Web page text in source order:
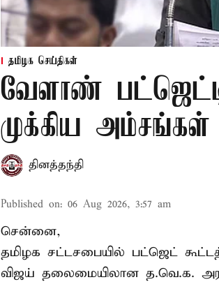
தமிழக செய்திகள்
வேளாண்
முக்கிய
தினத்தந்தி
Published on: 06 Aug 2026, 3:57 am
சென்னை,
தமிழக சட்டசபையில் பட்ஜெட்
விஜய் தலைமையிலான த.வெ.க.